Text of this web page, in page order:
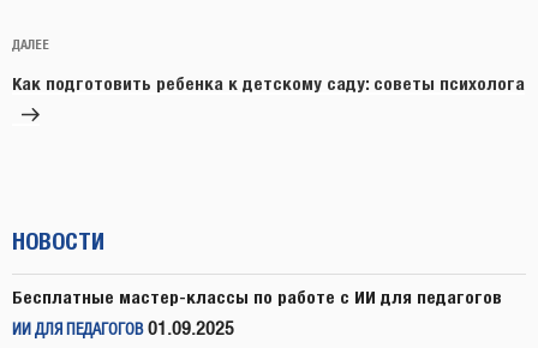
Следующая
запись
ДАЛЕЕ
Как подготовить ребенка к детскому саду: советы психолога
НОВОСТИ
Бесплатные мастер-классы по работе с ИИ для педагогов
ИИ ДЛЯ ПЕДАГОГОВ 01.09.2025